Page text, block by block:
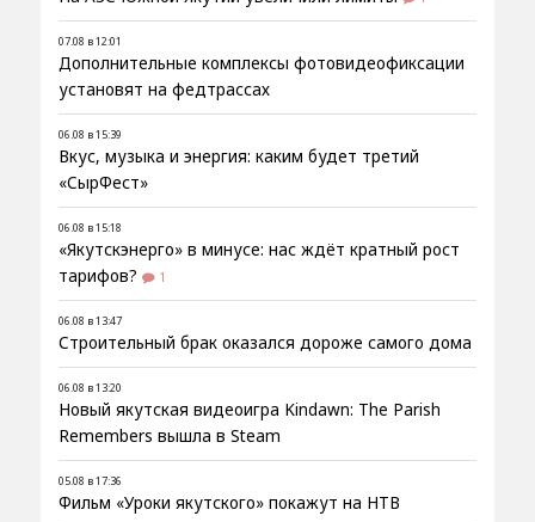
07.08 в 12:01
Дополнительные комплексы фотовидеофиксации
установят на федтрассах
06.08 в 15:39
Вкус, музыка и энергия: каким будет третий
«СырФест»
06.08 в 15:18
«Якутскэнерго» в минусе: нас ждёт кратный рост
тарифов?
1
06.08 в 13:47
Строительный брак оказался дороже самого дома
06.08 в 13:20
Новый якутская видеоигра Kindawn: The Parish
Remembers вышла в Steam
05.08 в 17:36
Фильм «Уроки якутского» покажут на НТВ